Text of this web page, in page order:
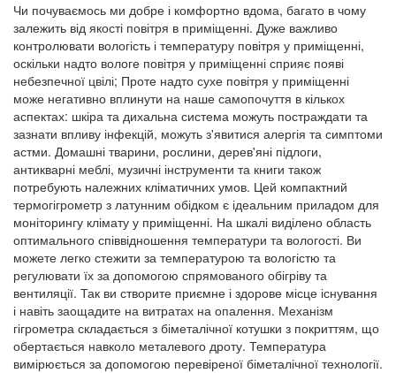
Чи почуваємось ми добре і комфортно вдома, багато в чому
залежить від якості повітря в приміщенні. Дуже важливо
контролювати вологість і температуру повітря у приміщенні,
оскільки надто вологе повітря у приміщенні сприяє появі
небезпечної цвілі; Проте надто сухе повітря у приміщенні
може негативно вплинути на наше самопочуття в кількох
аспектах: шкіра та дихальна система можуть постраждати та
зазнати впливу інфекцій, можуть з'явитися алергія та симптоми
астми. Домашні тварини, рослини, дерев'яні підлоги,
антикварні меблі, музичні інструменти та книги також
потребують належних кліматичних умов. Цей компактний
термогігрометр з латунним обідком є ідеальним приладом для
моніторингу клімату у приміщенні. На шкалі виділено область
оптимального співвідношення температури та вологості. Ви
можете легко стежити за температурою та вологістю та
регулювати їх за допомогою спрямованого обігріву та
вентиляції. Так ви створите приємне і здорове місце існування
і навіть заощадите на витратах на опалення. Механізм
гігрометра складається з біметалічної котушки з покриттям, що
обертається навколо металевого дроту. Температура
вимірюється за допомогою перевіреної біметалічної технології.